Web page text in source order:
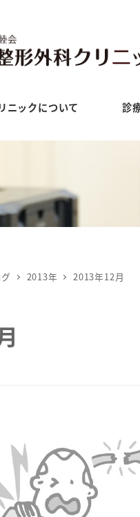
ニックについて 診
2013年 2013年12月